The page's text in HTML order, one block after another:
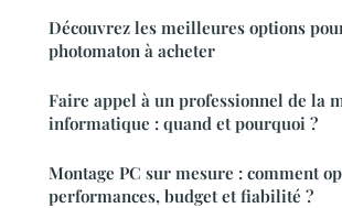
Découvrez les meilleures options
photomaton à acheter
Faire appel à un professionnel de la
informatique : quand et pourquoi ?
Montage PC sur mesure : comment
performances, budget et fiabilité ?